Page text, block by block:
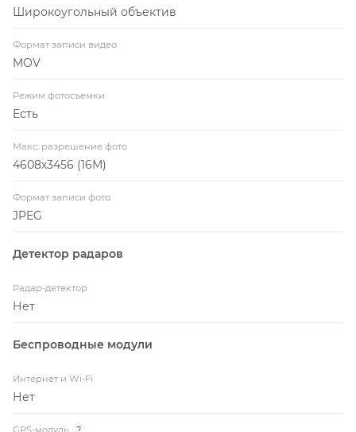
Широкоугольный объектив
Формат записи видео
MOV
Режим фотосъемки
Есть
Макс. разрешение фото
4608х3456 (16М)
Формат записи фото
JPEG
Детектор радаров
Радар-детектор
Нет
Беспроводные модули
Интернет и Wi-Fi
Нет
GPS-модуль ?